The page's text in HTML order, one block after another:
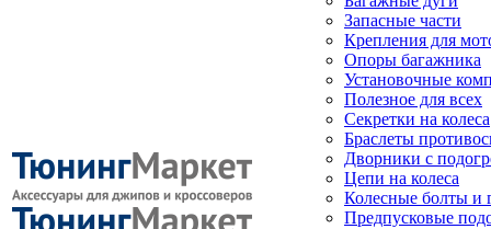
Запасные части
Крепления для
Опоры багажника
Установочные
Полезное для всех
Секретки на колеса
Браслеты
Дворники с
Цепи на колеса
Колесные болты и
Предпусковые